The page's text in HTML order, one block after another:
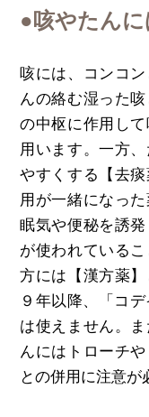
●咳やたんに
咳には、コンコ
んの絡む湿った
の中枢に作用し
用います。一方
やすくする【去
用が一緒になっ
眠気や便秘を誘
が使われている
方には【漢方薬
９年以降、「コ
は使えません。
んにはトローチ
との併用に注意が